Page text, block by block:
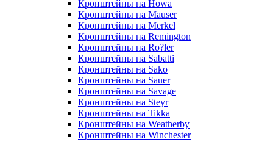
Кронштейны на Howa
Кронштейны на Mauser
Кронштейны на Merkel
Кронштейны на Remington
Кронштейны на Ro?ler
Кронштейны на Sabatti
Кронштейны на Sako
Кронштейны на Sauer
Кронштейны на Savage
Кронштейны на Steyr
Кронштейны на Tikka
Кронштейны на Weatherby
Кронштейны на Winchester